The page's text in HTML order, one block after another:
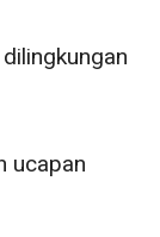
ucapan